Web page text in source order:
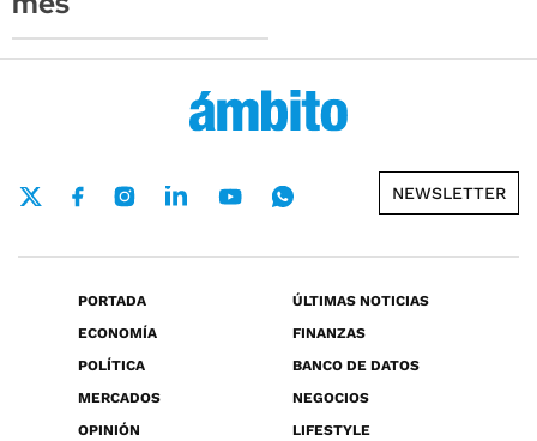
NEWSLETTER
PORTADA
ÚLTIMAS NOTICIAS
ECONOMÍA
FINANZAS
POLÍTICA
BANCO DE DATOS
MERCADOS
NEGOCIOS
OPINIÓN
LIFESTYLE